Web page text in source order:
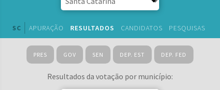
SC APURAÇÃO RESULTADOS CANDIDATOS PESQUISAS
PRES GOV SEN DEP. EST DEP. FED
Resultados da votação por município: